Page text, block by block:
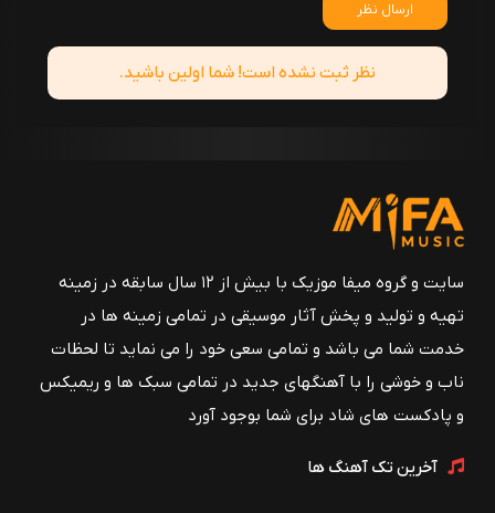
ارسال نظر
نظر ثبت نشده است! شما اولین باشید.
سایت و گروه میفا موزیک با بیش از ۱۲ سال سابقه در زمینه
تهیه و تولید و پخش آثار موسیقی در تمامی زمینه ها در
خدمت شما می باشد و تمامی سعی خود را می نماید تا لحظات
ناب و خوشی را با آهنگهای جدید در تمامی سبک ها و ریمیکس
و پادکست های شاد برای شما بوجود آورد
آخرین تک آهنگ ها